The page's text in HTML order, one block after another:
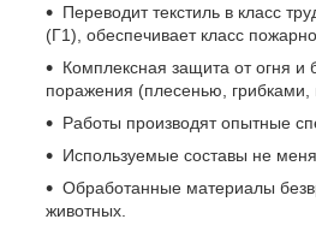
Переводит текстиль в класс
(Г1), обеспечивает класс
Комплексная защита от огня и
поражения (плесенью,
Работы производят опытные
Используемые составы не
Обработанные материалы
животных.